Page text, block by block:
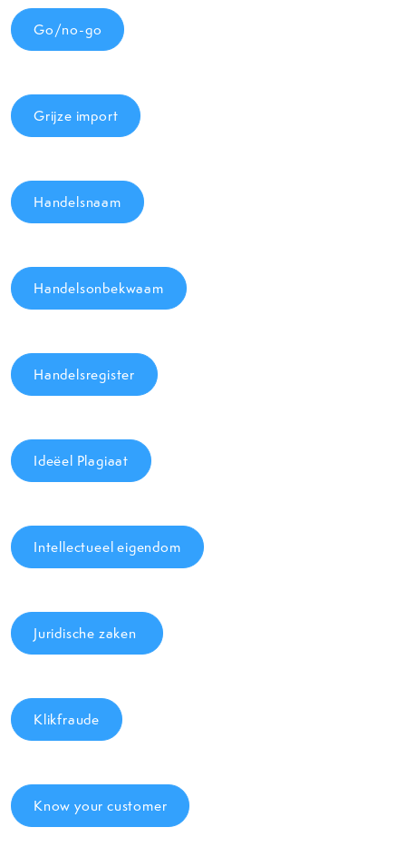
Go/no-go
Grijze import
Handelsnaam
Handelsonbekwaam
Handelsregister
Ideëel Plagiaat
Intellectueel eigendom
Juridische zaken
Klikfraude
Know your customer